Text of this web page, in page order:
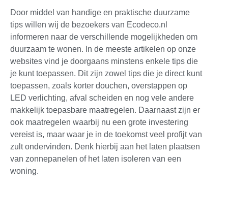
Door middel van handige en praktische duurzame
tips willen wij de bezoekers van Ecodeco.nl
informeren naar de verschillende mogelijkheden om
duurzaam te wonen. In de meeste artikelen op onze
websites vind je doorgaans minstens enkele tips die
je kunt toepassen. Dit zijn zowel tips die je direct kunt
toepassen, zoals korter douchen, overstappen op
LED verlichting, afval scheiden en nog vele andere
makkelijk toepasbare maatregelen. Daarnaast zijn er
ook maatregelen waarbij nu een grote investering
vereist is, maar waar je in de toekomst veel profijt van
zult ondervinden. Denk hierbij aan het laten plaatsen
van zonnepanelen of het laten isoleren van een
woning.